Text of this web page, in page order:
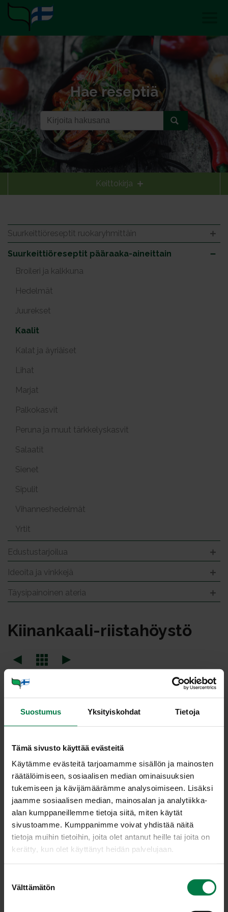
Suostumus Yksityiskohdat Tietoja
Tämä sivusto käyttää evästeitä
Käytämme evästeitä tarjoamamme sisällön ja mainosten
räätälöimiseen, sosiaalisen median ominaisuuksien
tukemiseen ja kävijämäärämme analysoimiseen. Lisäksi
jaamme sosiaalisen median, mainosalan ja analytiikka-
alan kumppaneillemme tietoja siitä, miten käytät
sivustoamme. Kumppanimme voivat yhdistää näitä
tietoja muihin tietoihin, joita olet antanut heille tai joita on
kerätty, kun olet käyttänyt heidän palvelujaan.
Välttämätön
Hae reseptiä
Keittokirja
Suurkeittiöreseptit ruokaryhmittäin
Suurkeittiöreseptit pääraaka-aineittain
Broileri ja kalkkuna
Hedelmät
Juurekset
Kaalit
Kalat ja äyriäiset
Lihat
Marjat
Palkokasvit
Peruna ja muut tärkkelyskasvit
Salaatit
Sienet
Sipulit
Vihanneshedelmät
Yrtit
Edustustarjoilua
Ideoita ja vinkkejä
Täysipainoinen ateria
Kii­nan­kaa­li-riis­ta­höys­tö
Annosmäärä
Ohje
0.01
kg mustapippuri, rouhe
0.07kg suola
0.2kg siirappi
0.05kg fenkolin siemen
3kg lanttu, suikale, tuore
kg porkkana, suikale, tuore
9kg kiinankaali, suikale, tuore
0.15kg rypsiöljy